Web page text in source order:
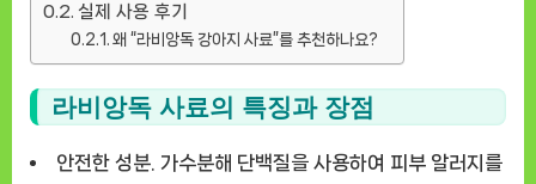
실제 사용 후기
왜 “라비앙독 강아지 사료”를 추천하나요?
라비앙독 사료의 특징과 장점
안전한 성분. 가수분해 단백질을 사용하여 피부 알러지를